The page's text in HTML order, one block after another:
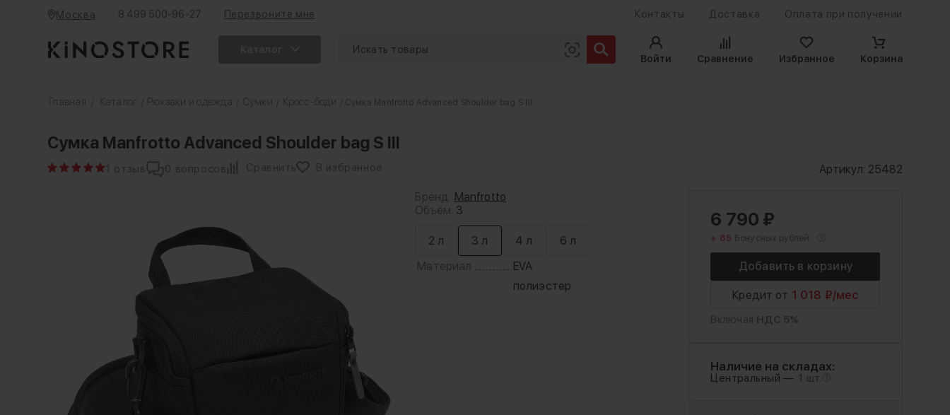
Москва 8 499 500-96-27 Перезвоните мне Контакты Доставка Оплата при получении
Войти
Сравнение Избранное Корзина
Главная Каталог Рюкзаки и одежда Сумки Кросс-боди / Сумка Manfrotto Advanced Shoulder bag S III
Сумка Manfrotto Advanced Shoulder bag S III
1 отзыв 0 вопросов Сравнить В избранное Артикул: 25482
Бренд: Manfrotto
Объём: 3
2 л 3 л 4 л
6 л
Материал
EVA
полиэстер
6 790 ₽
+ 85 Бонусных рублей
Кредит от 1 018 ₽/мес
Включая НДС 5%
Наличие на складах:
Центральный — 1 шт.